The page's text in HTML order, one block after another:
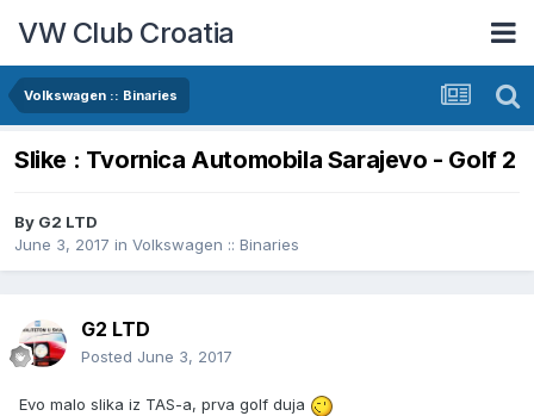
VW Club Croatia
Volkswagen :: Binaries
Slike : Tvornica Automobila Sarajevo - Golf 2
By G2 LTD
June 3, 2017 in Volkswagen :: Binaries
G2 LTD
Posted June 3, 2017
Evo malo slika iz TAS-a, prva golf duja